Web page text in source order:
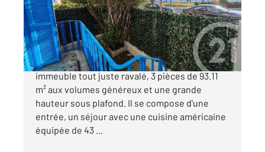
Appartement F3 à vendre
499 000 €
NICE - PROMENADE: Situé dans un bel
immeuble tout juste ravalé, 3 pièces de 93.11
m² aux volumes généreux et une grande
hauteur sous plafond. Il se compose d'une
entrée, un séjour avec une cuisine américaine
équipée de 43 ...